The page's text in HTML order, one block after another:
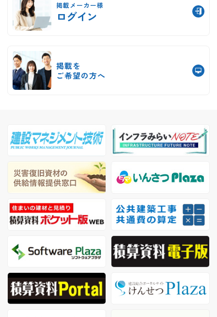
掲載メーカー様
ログイン
掲載を
ご希望の方へ